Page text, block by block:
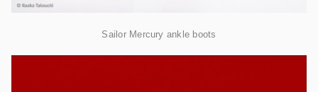
Sailor Mercury ankle boots